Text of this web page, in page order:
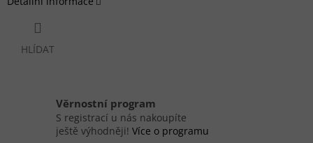
HLÍDAT
Věrnostní program
S registrací u nás nakoupíte
ještě výhodněji! Více o programu